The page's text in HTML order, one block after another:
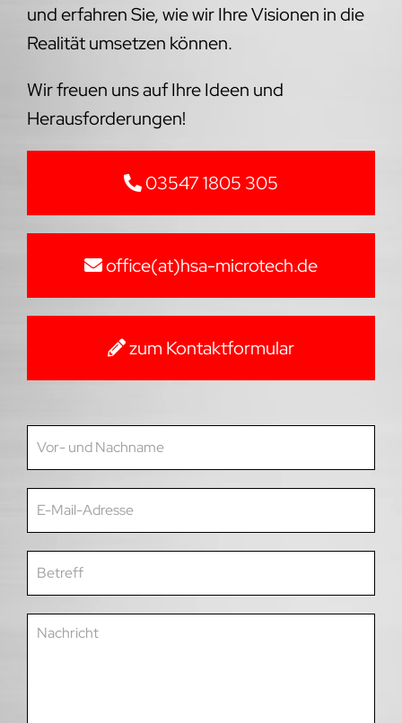
und erfahren Sie, wie wir Ihre Visionen in die
Realität umsetzen können.
Wir freuen uns auf Ihre Ideen und
Herausforderungen!
03547 1805 305
office(at)hsa-microtech.de
zum Kontaktformular